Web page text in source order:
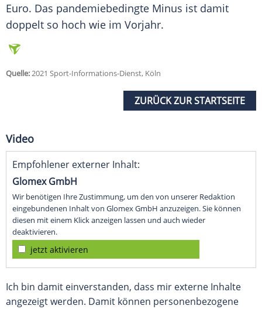
Euro. Das pandemiebedingte Minus ist damit
doppelt so hoch wie im Vorjahr.
Quelle:2021 Sport-Informations-Dienst, Köln
ZURÜCK ZUR STARTSEITE
Video
Empfohlener externer Inhalt:
Glomex GmbH
Wir benötigen Ihre Zustimmung, um den von unserer Redaktion
eingebundenen Inhalt von Glomex GmbH anzuzeigen. Sie können
diesen mit einem Klick anzeigen lassen und auch wieder
deaktivieren.
jetzt aktivieren
Ich bin damit einverstanden, dass mir externe Inhalte
angezeigt werden. Damit können personenbezogene